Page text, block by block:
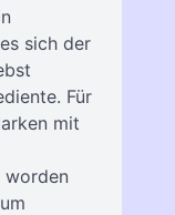
sich der
Für
mit
worden